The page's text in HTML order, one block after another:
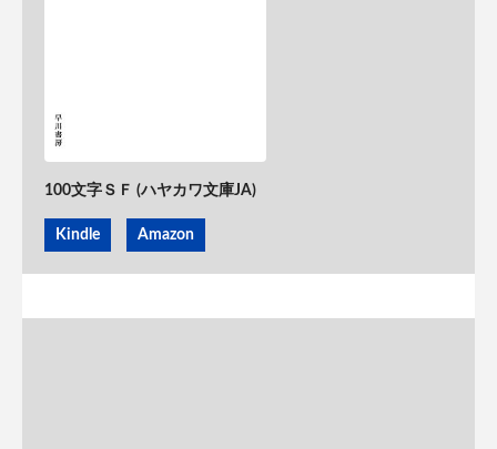
100文字ＳＦ (ハヤカワ文庫JA)
Kindle Amazon